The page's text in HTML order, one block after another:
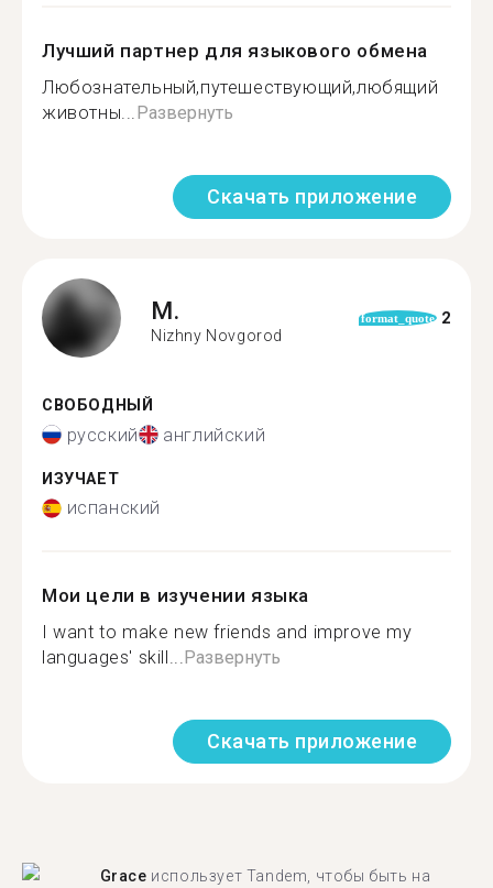
Лучший партнер для языкового обмена
Любознательный,путешествующий,любящий
животны...Развернуть
Скачать приложение
M.
Nizhny Novgorod
format_quote 2
СВОБОДНЫЙ
русский английский
ИЗУЧАЕТ
испанский
Мои цели в изучении языка
I want to make new friends and improve my
languages' skill...Развернуть
Скачать приложение
Grace использует Tandem, чтобы быть на